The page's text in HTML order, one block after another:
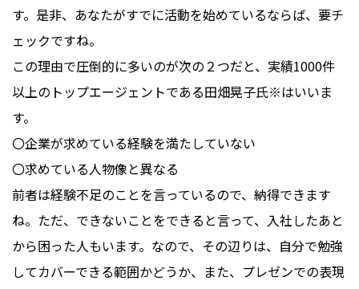
す。是非、あなたがすでに活動を始めているならば、要チ
ェックですね。
この理由で圧倒的に多いのが次の２つだと、実績1000件
以上のトップエージェントである田畑晃子氏※はいいま
す。
〇企業が求めている経験を満たしていない
〇求めている人物像と異なる
前者は経験不足のことを言っているので、納得できます
ね。ただ、できないことをできると言って、入社したあと
から困った人もいます。なので、その辺りは、自分で勉強
してカバーできる範囲かどうか、また、プレゼンでの表現